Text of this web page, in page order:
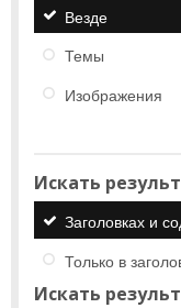
Везде
Темы
Изображения
Искать
Заголовках и
Только в
Искать